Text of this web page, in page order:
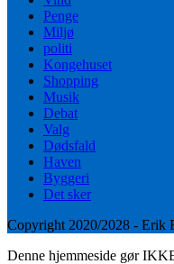
Penge
Miljø
politi
Kongehuset
Shopping
Musik
Debat
Valg
Dødsfald
Haven
Byggeri
Det sker
Copyright 2020/2028 - Erik
Denne hjemmeside gør